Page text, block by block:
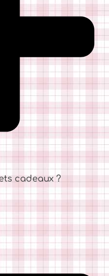
cadeaux ?